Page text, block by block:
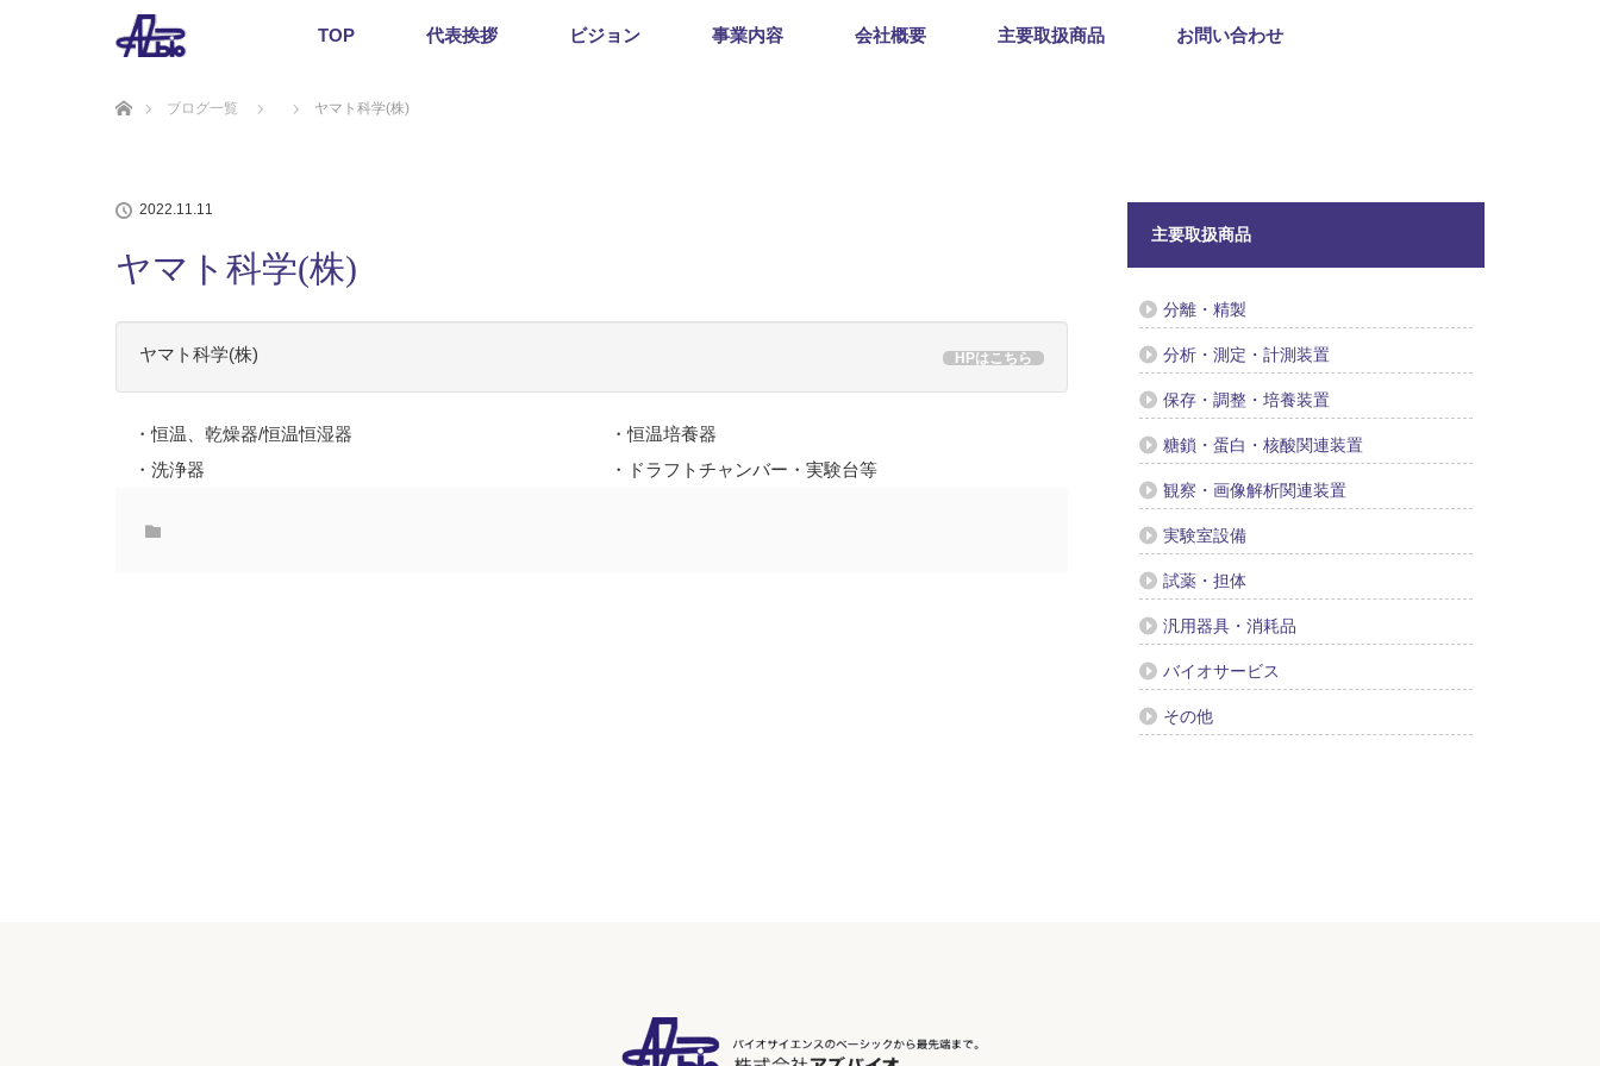
TOP 代表挨拶 ビジョン 事業内容 会社概要 主要取扱商品 お問い合わせ
ブログ一覧
ヤマト科学(株)
2022.11.11
ヤマト科学(株)
ヤマト科学(株) HPはこちら
・恒温、乾燥器/恒温恒湿器
・恒温培養器
・洗浄器
・ドラフトチャンバー・実験台等
主要取扱商品
分離・精製
分析・測定・計測装置
保存・調整・培養装置
糖鎖・蛋白・核酸関連装置
観察・画像解析関連装置
実験室設備
試薬・担体
汎用器具・消耗品
バイオサービス
その他